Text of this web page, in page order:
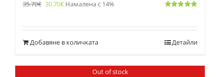
35.70€ 30.70€ Намалена с 14%
Добавяне в количката Детайли
Out of stock